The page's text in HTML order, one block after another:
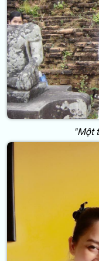
"Một